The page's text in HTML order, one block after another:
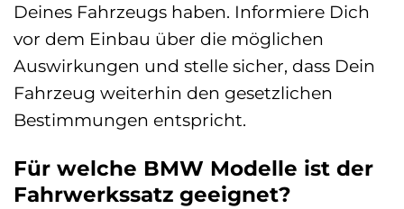
Deines Fahrzeugs haben. Informiere Dich
vor dem Einbau über die möglichen
Auswirkungen und stelle sicher, dass Dein
Fahrzeug weiterhin den gesetzlichen
Bestimmungen entspricht.
Für welche BMW Modelle ist der
Fahrwerkssatz geeignet?